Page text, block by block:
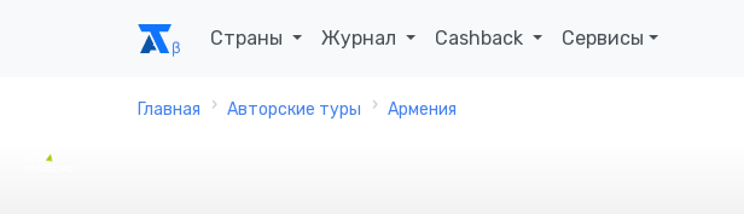
Страны Журнал Cashback Сервисы
Главная Авторские туры Армения